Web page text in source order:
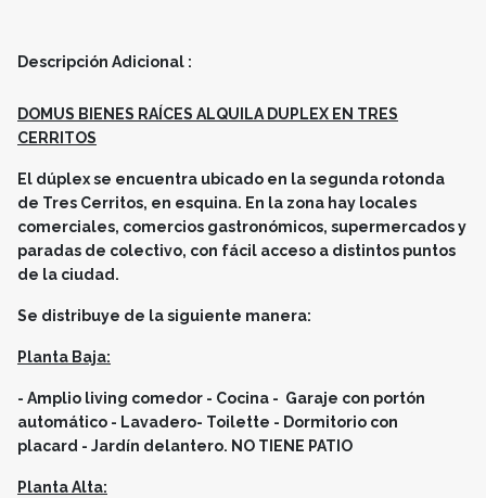
Descripción Adicional :
DOMUS BIENES RAÍCES ALQUILA DUPLEX EN TRES
CERRITOS
El dúplex se encuentra ubicado en la segunda rotonda
de Tres Cerritos, en esquina. En la zona hay locales
comerciales, comercios gastronómicos, supermercados y
paradas de colectivo, con fácil acceso a distintos puntos
de la ciudad.
Se distribuye de la siguiente manera:
Planta Baja:
- Amplio living comedor - Cocina - Garaje con portón
automático - Lavadero- Toilette - Dormitorio con
placard - Jardín delantero. NO TIENE PATIO
Planta Alta: